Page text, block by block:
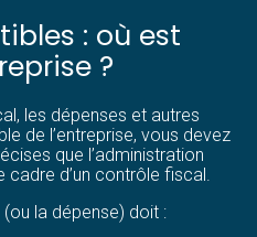
: où est
?
les dépenses et autres
de l’entreprise, vous devez
que l’administration
cadre d’un contrôle fiscal.
la dépense) doit :